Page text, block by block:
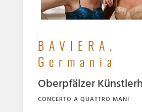
BAVIERA,
Germania
Oberpfälzer
CONCERTO A QUATTRO MANI